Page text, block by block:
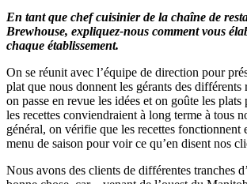
En tant que chef cuisinier de la chaîne de
Brewhouse, expliquez-nous comment vous
chaque établissement.
On se réunit avec l’équipe de direction pour
plat que nous donnent les gérants des différents
on passe en revue les idées et on goûte les
les recettes conviendraient à long terme à tous
général, on vérifie que les recettes fonctionnent
menu de saison pour voir ce qu’en disent nos
Nous avons des clients de différentes tranches